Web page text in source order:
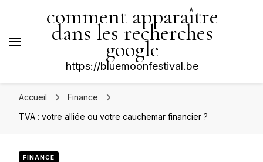
comment apparaître
dans les recherches
google
https://bluemoonfestival.be
Accueil
Finance
TVA : votre alliée ou votre cauchemar financier ?
FINANCE